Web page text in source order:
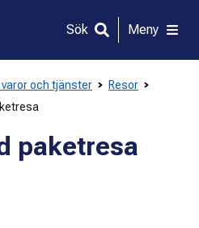
Sök Meny
varor och tjänster
Resor
paketresa